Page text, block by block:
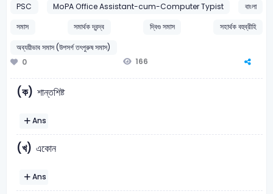
PSC MoPA Office Assistant-cum-Computer Typist
বাংলা
সমাস
সমার্থক দ্বন্দ্ব দ্বিগু সমাস
সহার্থক বহুব্রীহি
অব্যয়ীভাব সমাস (উপসর্গ তৎপুরুষ সমাস)
0
166
(ক) শান্তশিষ্ট
Ans
(খ) একোন
Ans